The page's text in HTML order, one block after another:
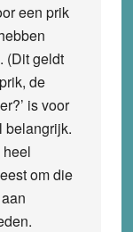
een prik
(Dit geldt
de
is voor
belangrijk.
om die